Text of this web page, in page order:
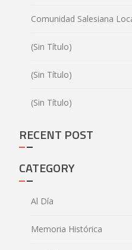
Comunidad Salesiana
(sin Título)
(sin Título)
(sin Título)
RECENT POST
CATEGORY
Al Día
Memoria Histórica